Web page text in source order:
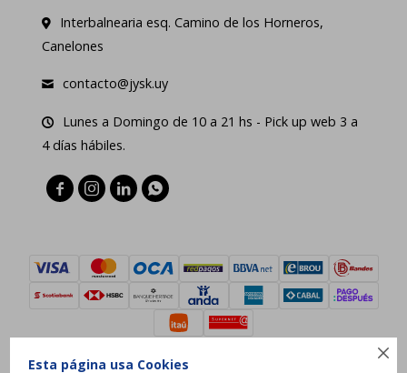

Esta página usa Cookies
Interbalnearia esq. Camino de los Horneros,
Canelones
contacto@jysk.uy
Lunes a Domingo de 10 a 21 hs - Pick up web 3 a
4 días hábiles.
   